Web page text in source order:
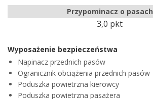
Przypominacz o pasach
3,0 pkt
Wyposażenie bezpieczeństwa
Napinacz przednich pasów
Ogranicznik obciążenia przednich pasów
Poduszka powietrzna kierowcy
Poduszka powietrzna pasażera